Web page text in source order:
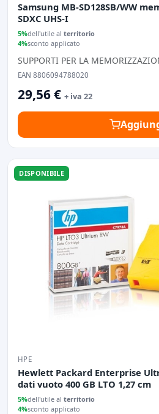
Samsung MB-SD128SB/WW
SDXC UHS-I
5%dell'utile al territorio
4%sconto applicato
SUPPORTI PER LA
EAN 8806094788020
29,56 € + iva 22
DISPONIBILE
HPE
Hewlett Packard Enterprise
dati vuoto 400 GB LTO 1,27 cm
5%dell'utile al territorio
4%sconto applicato